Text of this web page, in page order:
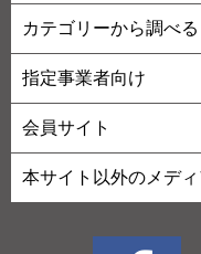
カテゴリーから調べる
指定事業者向け
会員サイト
本サイト以外のメディ